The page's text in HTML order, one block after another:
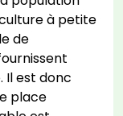
à petite
de
Il est donc
place